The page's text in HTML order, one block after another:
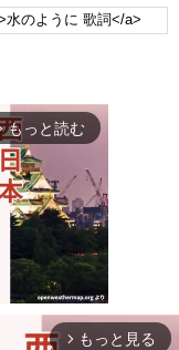
もっと読む
arrow_forward_ios もっと見る